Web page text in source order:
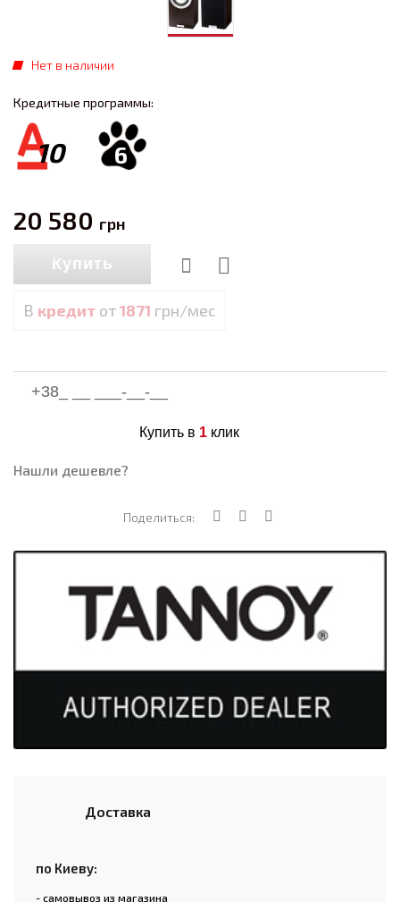
Нет в наличии
Кредитные программы:
10 6
20 580 грн
Купить
В кредит от1871 грн/мес
Купить в 1клик
Нашли дешевле?
Поделиться:
Доставка
по Киеву:
- самовывоз из магазина